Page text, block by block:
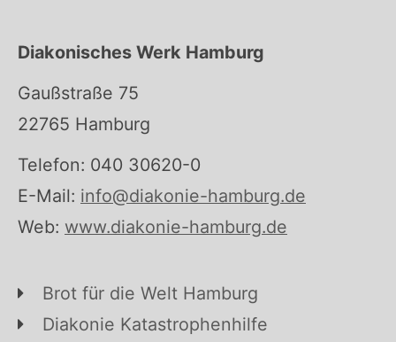
Diakonisches Werk Hamburg
Gaußstraße 75
22765 Hamburg
Telefon: 040 30620-0
E-Mail: info@diakonie-hamburg.de
Web: www.diakonie-hamburg.de
Brot für die Welt Hamburg
Diakonie Katastrophenhilfe